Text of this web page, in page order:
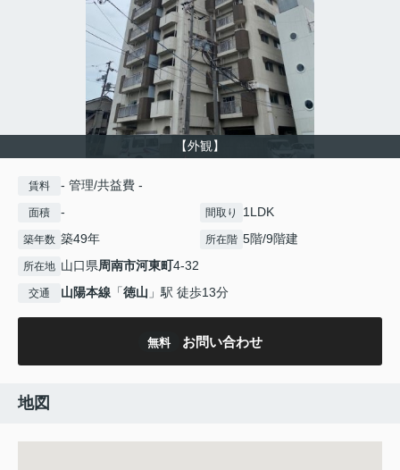
【外観】
賃料 - 管理/共益費 -
面積 - 間取り 1LDK
築年数 築49年 所在階 5階/9階建
所在地 山口県周南市河東町4-32
交通 山陽本線 「徳山 」駅 徒歩13分
無料 お問い合わせ
地図